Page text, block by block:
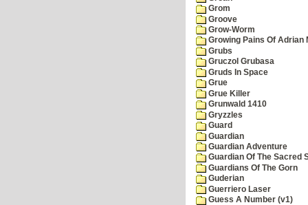
Grom
Groove
Grow-Worm
Growing Pains Of Adrian
Grubs
Gruczol Grubasa
Gruds In Space
Grue
Grue Killer
Grunwald 1410
Gryzzles
Guard
Guardian
Guardian Adventure
Guardian Of The Sacred
Guardians Of The Gorn
Guderian
Guerriero Laser
Guess A Number (v1)